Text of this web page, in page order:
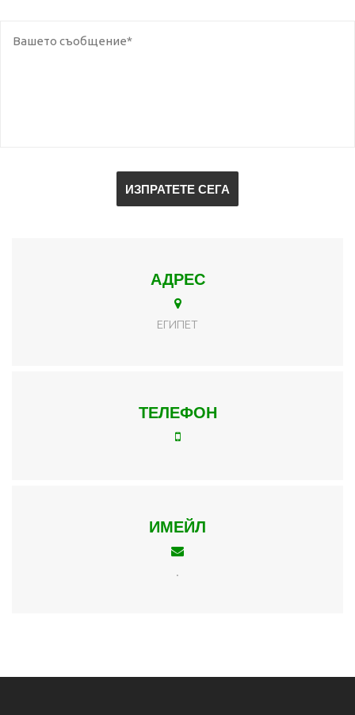
АДРЕС
ЕГИПЕТ
ТЕЛЕФОН
ИМЕЙЛ
.